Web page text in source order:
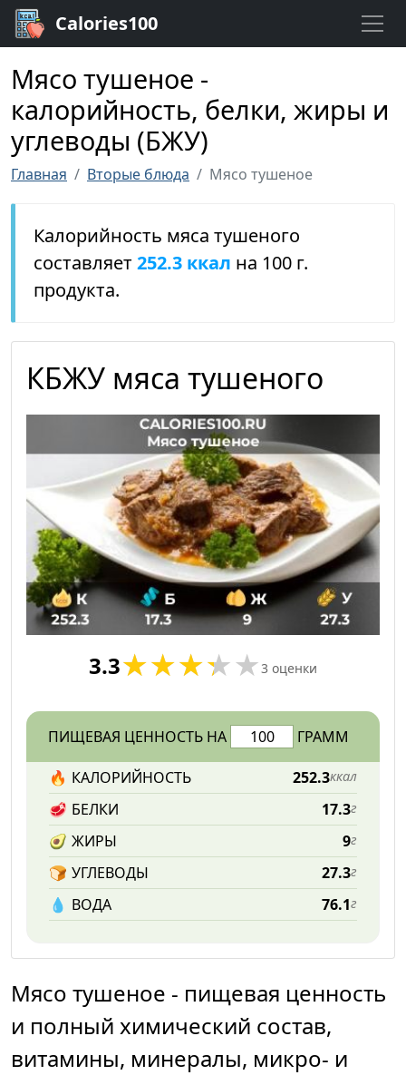
Calories100
Мясо тушеное -
калорийность, белки, жиры и
углеводы (БЖУ)
Главная Вторые блюда Мясо тушеное
Калорийность мяса тушеного
составляет252.3 ккал на 100 г.
продукта.
КБЖУ мяса тушеного
3.3 3 оценки
ПИЩЕВАЯ ЦЕННОСТЬ НА ГРАММ
🔥 КАЛОРИЙНОСТЬ 252.3ккал
🥩 БЕЛКИ 17.3г
🥑 ЖИРЫ 9г
🍞 УГЛЕВОДЫ 27.3г
💧️ ВОДА 76.1г
Мясо тушеное - пищевая ценность
и полный химический состав,
витамины, минералы, микро- и